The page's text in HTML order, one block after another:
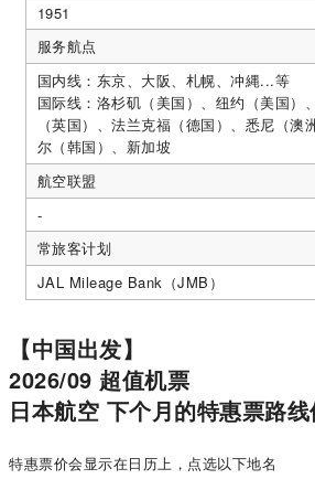
1951
服务航点
国内线：东京、大阪、札幌、冲縄...等
国际线：洛杉矶（美国）、纽约（美国）
（英国）、法兰克福（德国）、悉尼（澳
尔（韩国）、新加坡
航空联盟
-
常旅客计划
JAL Mileage Bank（JMB）
【中国出发】
2026/09 超值机票
日本航空 下个月的特惠票路线
特惠票价会显示在日历上，点选以下地名